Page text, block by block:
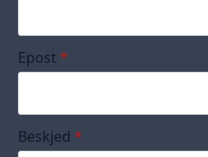
Epost *
Beskjed *